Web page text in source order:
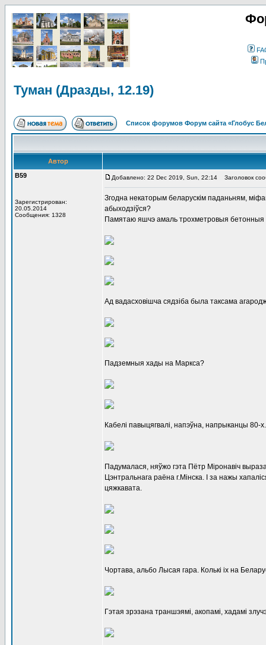
Туман (Дразды, 12.19)
Список форумов Форум сайта «Глобус
Автор
В59
Зарегистрирован:
20.05.2014
Сообщения: 1328
Добавлено: 22 Dec 2019, Sun, 22:14 Заголовок
Згодна некаторым беларускім паданьням,
абыходзіўся?
Памятаю яшчэ амаль трохметровыя бетонныя
Ад вадасховішча сядзіба была таксама
Падземныя хады на Маркса?
Кабелі павыцягвалі, напэўна, напрыканцы 80-х.
Падумалася, няўжо гэта Пётр Міронавіч
Цэнтральнага раёна г.Мінска. І за нажы
цяжкавата.
Чортава, альбо Лысая гара. Колькі іх на
Гэтая зрэзана траншэямі, акопамі, хадамі